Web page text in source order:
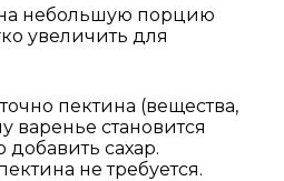
небольшую порцию
увеличить для
пектина (вещества,
варенье становится
добавить сахар.
не требуется.